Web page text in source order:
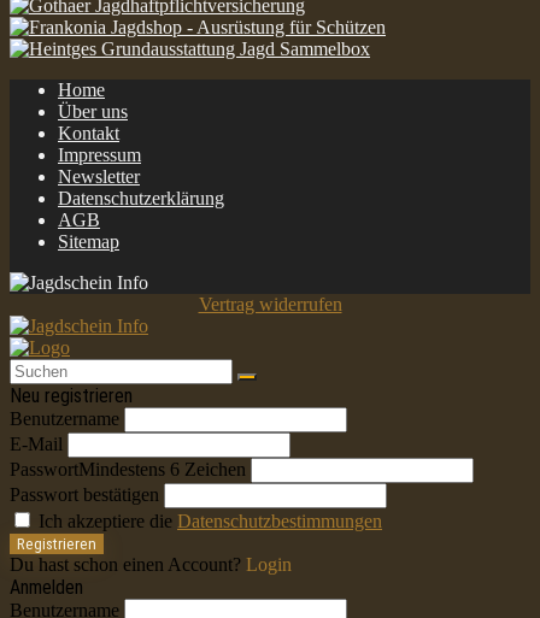
Home
Über uns
Kontakt
Impressum
Newsletter
Datenschutzerklärung
AGB
Sitemap
Vertrag widerrufen
Neu registrieren
Benutzername
E-Mail
PasswortMindestens 6 Zeichen
Passwort bestätigen
Ich akzeptiere die Datenschutzbestimmungen
Registrieren
Du hast schon einen Account? Login
Anmelden
Benutzername